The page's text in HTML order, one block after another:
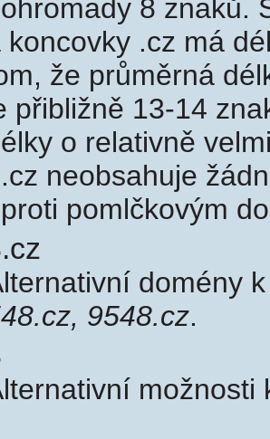
8 znaků.
koncovky .cz má
že průměrná
přibližně 13-14
o relativně
neobsahuje
pomlčkovým
domény
9548.cz.
možnosti